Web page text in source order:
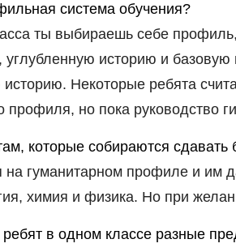
система обучения?
ты выбираешь себе
углубленную историю и
Некоторые ребята
профиля, но пока руководство
которые собираются
на гуманитарном профиле и им
химия и физика. Но при
в одном классе разные